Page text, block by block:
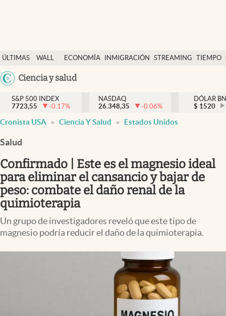
ÚLTIMAS
NOTICIAS
WALL
DÓLAR
ECONOMÍA INMIGRACIÓN STREAMING TIEMPO
México
Ciencia y salud
Finanzas y economía
Wall Street y dólar
Inmigración
Espiritual
Streaming
PC y mobile
Lifestyle
S&P 500 INDEX
7723,55
-0.17%
NASDAQ
26.348,35
-0.06%
DÓLAR
$ 1520
Cronista USA Ciencia Y Salud Estados Unidos
Salud
Confirmado | Este es el magnesio ideal
para eliminar el cansancio y bajar de
peso: combate el daño renal de la
quimioterapia
Un grupo de investigadores reveló que este tipo de
magnesio podría reducir el daño de la quimioterapia.